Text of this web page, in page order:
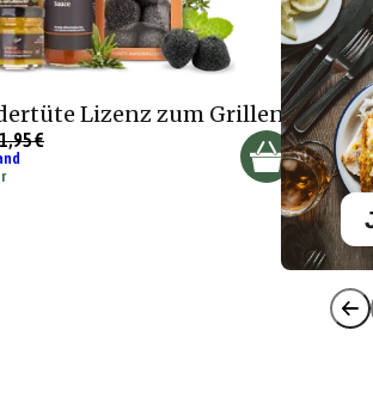
Lizenz zum Grillen
€